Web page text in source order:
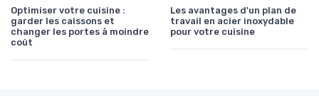
Optimiser votre cuisine :
garder les caissons et
changer les portes à moindre
coût
Les avantages d'un plan de
travail en acier inoxydable
pour votre cuisine